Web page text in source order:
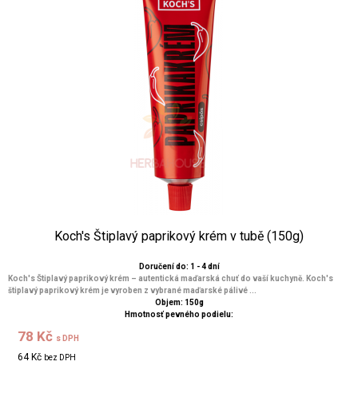
Koch's Štiplavý paprikový krém v tubě (150g)
Doručení do: 1 - 4 dní
Koch's Štiplavý paprikový krém – autentická maďarská chuť do vaší kuchyně. Koch's
štiplavý paprikový krém je vyroben z vybrané maďarské pálivé ...
Objem: 150g
Hmotnosť pevného podielu:
78 Kč s DPH
64 Kč bez DPH